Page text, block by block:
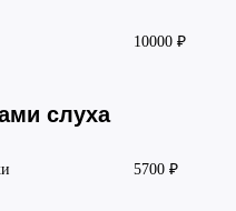
10000 ₽
слуха
5700 ₽